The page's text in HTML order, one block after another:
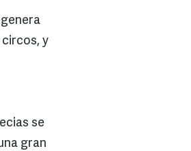
y
se
gran